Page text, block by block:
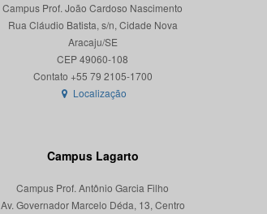
Campus Prof. João Cardoso Nascimento
Rua Cláudio Batista, s/n, Cidade Nova
Aracaju/SE
CEP 49060-108
Localização
Campus Lagarto
Campus Prof. Antônio Garcia Filho
Av. Governador Marcelo Déda, 13, Centro